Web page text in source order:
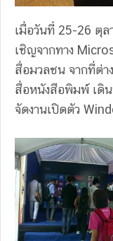
เมื่อวันที่ 25-26 ตุ
เชิญจากทาง
สื่อมวลชน จากที่ต่า
สื่อหนังสือพิมพ์ เดิน
จัดงานเปิดตัว